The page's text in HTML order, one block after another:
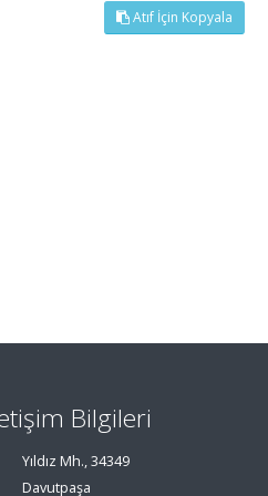
Atıf İçin Kopyala
Bilgileri
Yıldız Mh., 34349
Davutpaşa